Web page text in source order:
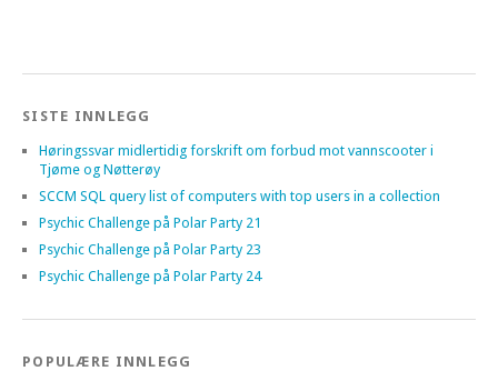
SISTE INNLEGG
Høringssvar midlertidig forskrift om forbud mot vannscooter i
Tjøme og Nøtterøy
SCCM SQL query list of computers with top users in a collection
Psychic Challenge på Polar Party 21
Psychic Challenge på Polar Party 23
Psychic Challenge på Polar Party 24
POPULÆRE INNLEGG